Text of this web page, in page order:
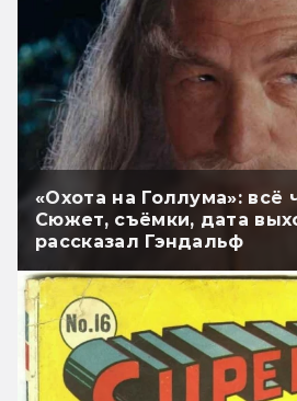
«Охота на Голлума»: всё
Сюжет, съёмки, дата
рассказал Гэндальф